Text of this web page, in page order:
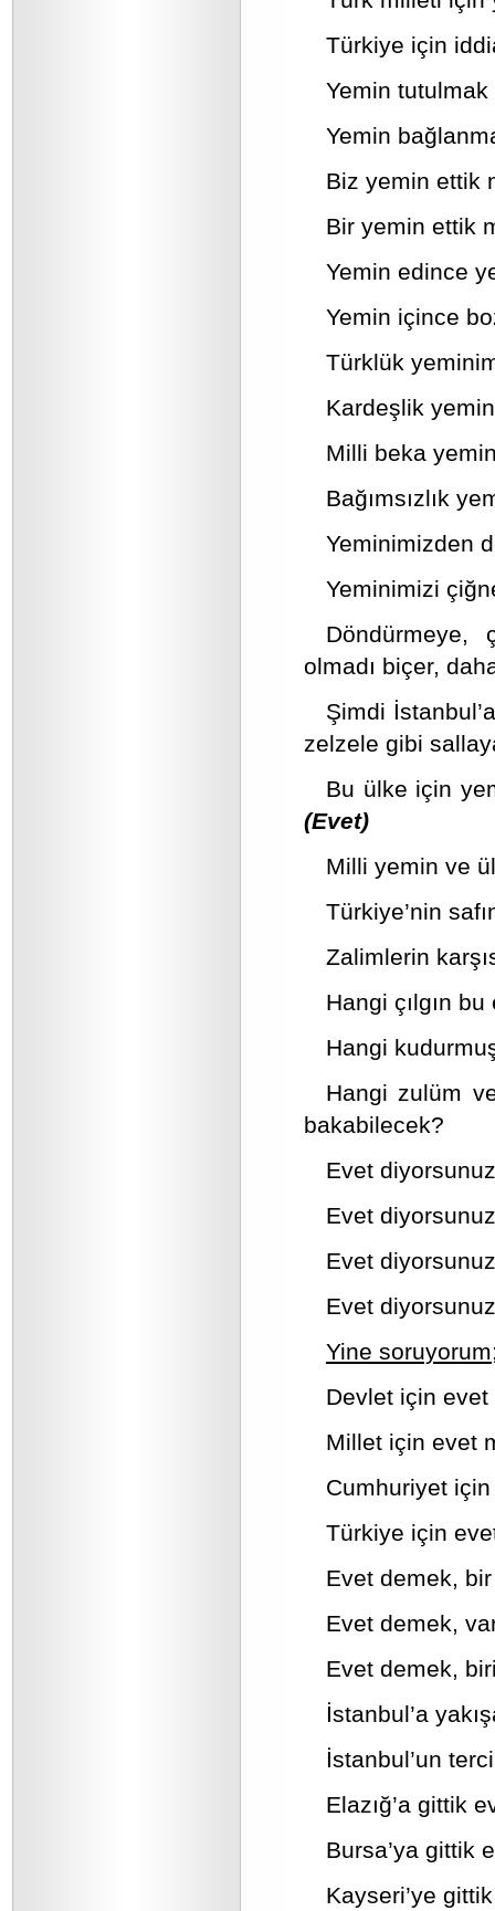
Türkiye için
Yemin tutulmak
Yemin
Biz yemin ettik
Bir yemin ettik
Yemin edince
Yemin içince
Türklük
Kardeşlik
Milli beka
Bağımsızlık
Yeminimizden
Yeminimizi
Döndürmeye,
olmadı biçer,
Şimdi
zelzele gibi
Bu ülke için
(Evet)
Milli yemin ve
Türkiye’nin
Zalimlerin
Hangi çılgın
Hangi
Hangi zulüm
bakabilecek?
Evet
Evet
Evet
Evet
Yine
Devlet için evet
Millet için evet
Cumhuriyet
Türkiye için
Evet demek, bir
Evet demek,
Evet demek,
İstanbul’a
İstanbul’un
Elazığ’a gittik
Bursa’ya gittik
Kayseri’ye